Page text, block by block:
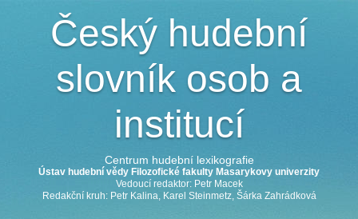
Český hudební
slovník osob a
institucí
Centrum hudební lexikografie
Ústav hudební vědy Filozofické fakulty Masarykovy univerzity
Vedoucí redaktor: Petr Macek
Redakční kruh: Petr Kalina, Karel Steinmetz, Šárka Zahrádková